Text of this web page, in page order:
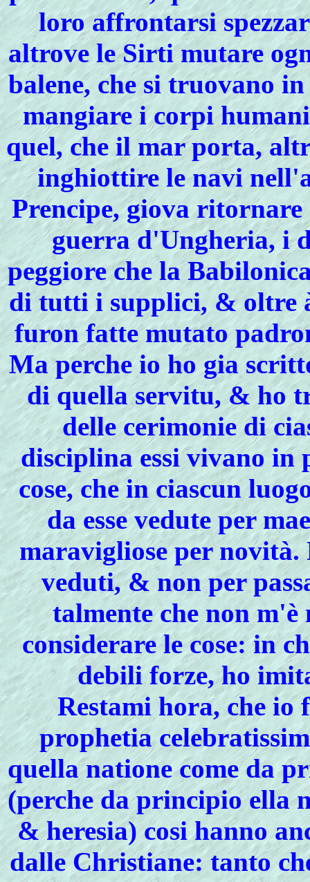
loro affrontarsi
altrove le Sirti mutare
balene, che si truovano
mangiare i corpi
quel, che il mar porta,
inghiottire le navi
Prencipe, giova
guerra d'Ungheria, i
peggiore che la
di tutti i supplici, & oltre
furon fatte mutato
Ma perche io ho gia
di quella servitu, & ho
delle cerimonie di
disciplina essi vivano
cose, che in ciascun
da esse vedute per
maravigliose per novità.
veduti, & non per
talmente che non
considerare le cose: in
debili forze, ho
Restami hora, che io
prophetia
quella natione come da
(perche da principio ella
& heresia) cosi hanno
dalle Christiane: tanto